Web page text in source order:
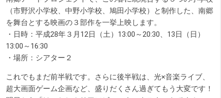
（市野沢小学校、中野小学校、鳩田小学校）と制作した、南郷
を舞台とする映画の３部作を一挙上映します。
・日時：平成28年３月12日（土）13:00～20:30、13日（日）
13:00～16:30
・場所：シアター２
これでもまだ前半戦です。さらに後半戦は、光×音楽ライブ、
超大画面ゲーム企画など、盛りだくさん過ぎてもう大変です！